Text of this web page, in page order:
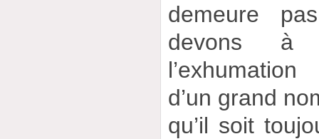
demeure
devons à
d’un grand
qu’il soit